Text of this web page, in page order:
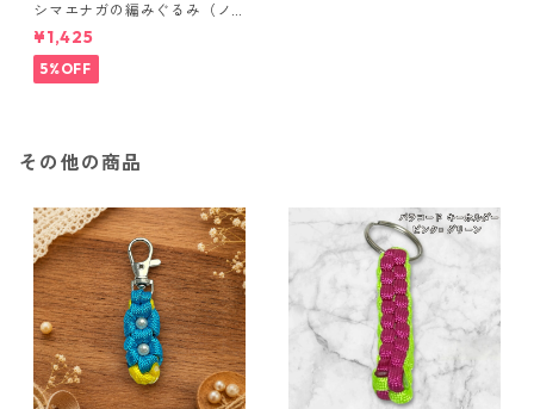
シマエナガの編みぐるみ（ノ
ーマル）
¥1,425
5%OFF
その他の商品